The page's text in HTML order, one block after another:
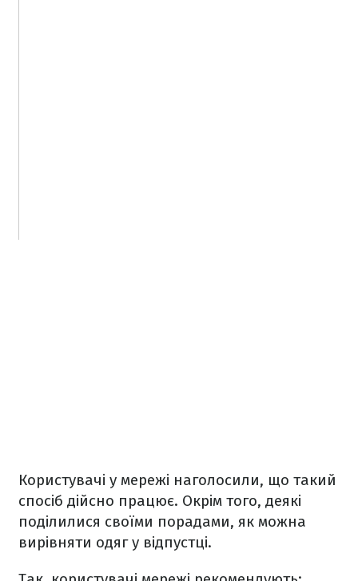
Користувачі у мережі наголосили, що такий
спосіб дійсно працює. Окрім того, деякі
поділилися своїми порадами, як можна
вирівняти одяг у відпустці.